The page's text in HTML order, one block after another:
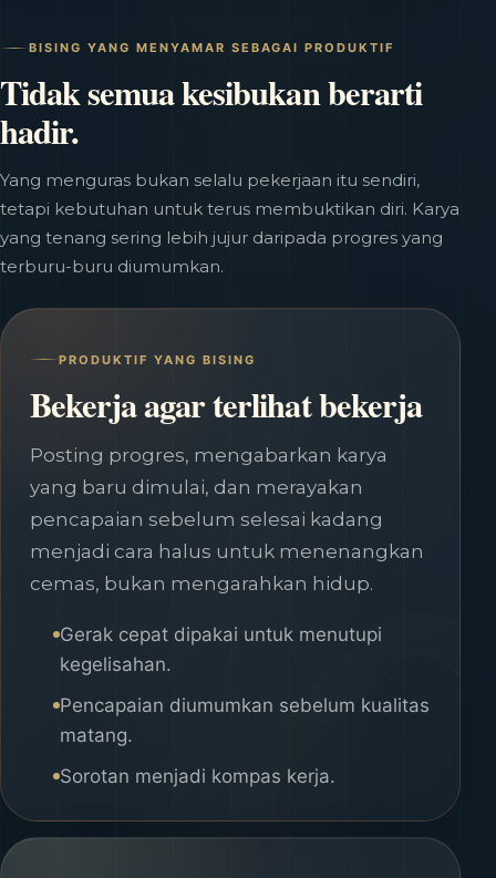
BISING YANG MENYAMAR SEBAGAI PRODUKTIF
Tidak semua kesibukan berarti
hadir.
Yang menguras bukan selalu pekerjaan itu sendiri,
tetapi kebutuhan untuk terus membuktikan diri. Karya
yang tenang sering lebih jujur daripada progres yang
terburu-buru diumumkan.
PRODUKTIF YANG BISING
Bekerja agar terlihat bekerja
Posting progres, mengabarkan karya
yang baru dimulai, dan merayakan
pencapaian sebelum selesai kadang
menjadi cara halus untuk menenangkan
cemas, bukan mengarahkan hidup.
Gerak cepat dipakai untuk menutupi
kegelisahan.
Pencapaian diumumkan sebelum kualitas
matang.
Sorotan menjadi kompas kerja.